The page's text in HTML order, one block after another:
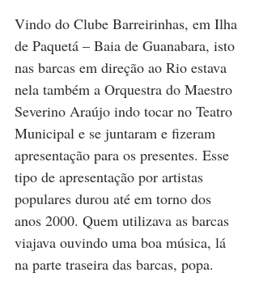
Vindo do Clube Barreirinhas, em Ilha
de Paquetá – Baia de Guanabara, isto
nas barcas em direção ao Rio estava
nela também a Orquestra do Maestro
Severino Araújo indo tocar no Teatro
Municipal e se juntaram e fizeram
apresentação para os presentes. Esse
tipo de apresentação por artistas
populares durou até em torno dos
anos 2000. Quem utilizava as barcas
viajava ouvindo uma boa música, lá
na parte traseira das barcas, popa.